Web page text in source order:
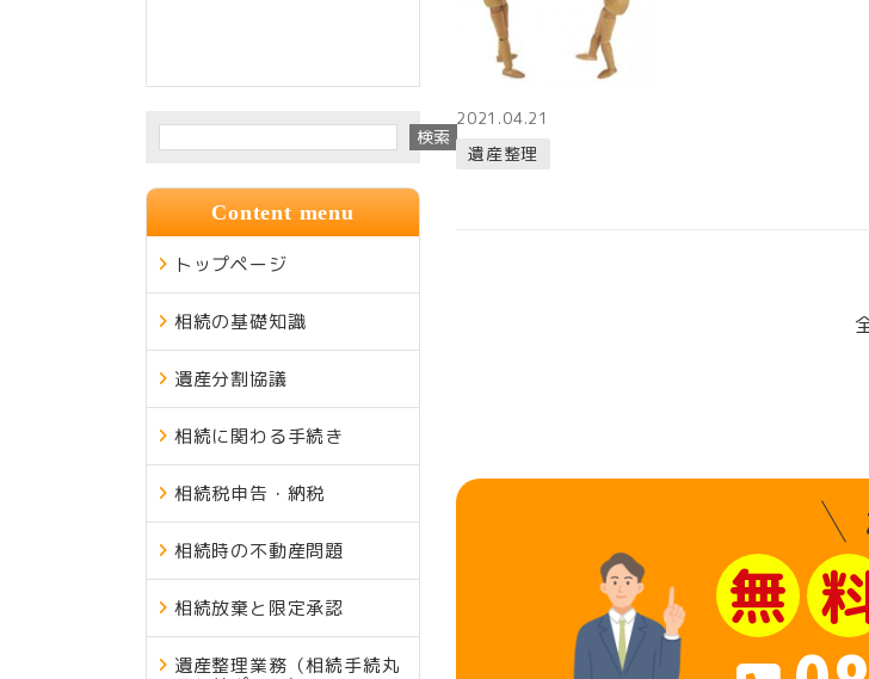
2021.04.21
遺産整理
無
検索
Content menu
トップページ
相続の基礎知識
遺産分割協議
相続に関わる手続き
相続税申告・納税
相続時の不動産問題
相続放棄と限定承認
遺産整理業務（相続手続丸